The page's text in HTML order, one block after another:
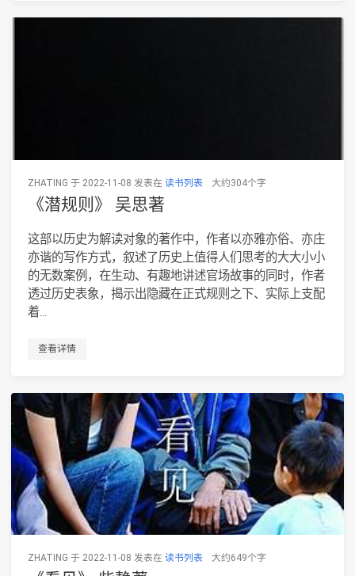
ZHATING 于 2022-11-08 发表在 读书列表 大约304个字
《潜规则》 吴思著
这部以历史为解读对象的著作中，作者以亦雅亦俗、亦庄
亦谐的写作方式，叙述了历史上值得人们思考的大大小小
的无数案例，在生动、有趣地讲述官场故事的同时，作者
透过历史表象，揭示出隐藏在正式规则之下、实际上支配
着...
查看详情
ZHATING 于 2022-11-08 发表在 读书列表 大约649个字